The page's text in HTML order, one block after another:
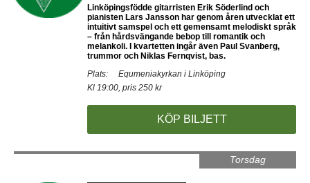
Linköpingsfödde gitarristen Erik Söderlind och
pianisten Lars Jansson har genom åren utvecklat ett
intuitivt samspel och ett gemensamt melodiskt språk
– från hårdsvängande bebop till romantik och
melankoli. I kvartetten ingår även Paul Svanberg,
trummor och Niklas Fernqvist, bas.
Plats:
Equmeniakyrkan i Linköping
Kl 19:00, pris 250 kr
KÖP BILJETT
Torsdag